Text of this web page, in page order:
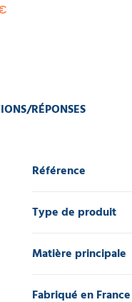
RÉPONSES
Référence
Type de produit
Matière principale
Fabriqué en France